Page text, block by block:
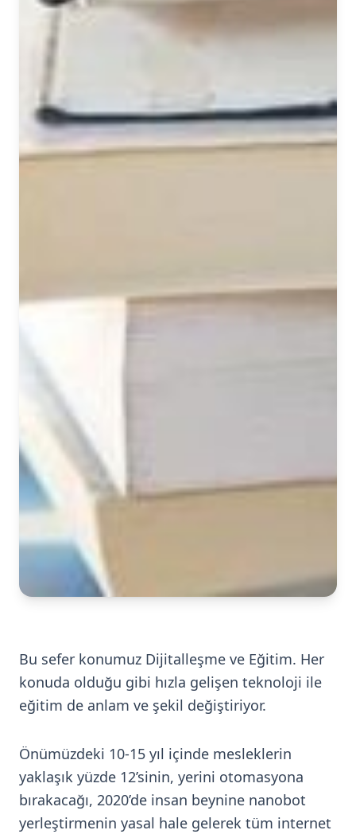
Bu sefer konumuz Dijitalleşme ve Eğitim. Her
konuda olduğu gibi hızla gelişen teknoloji ile
eğitim de anlam ve şekil değiştiriyor.
Önümüzdeki 10-15 yıl içinde mesleklerin
yaklaşık yüzde 12’sinin, yerini otomasyona
bırakacağı, 2020’de insan beynine nanobot
yerleştirmenin yasal hale gelerek tüm internet